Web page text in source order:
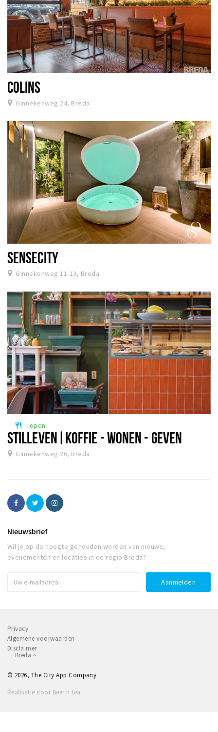
COLINS
Ginnekenweg 24, Breda
SENSECITY
Ginnekenweg 11-13, Breda
restaurant open
STILLEVEN|KOFFIE - WONEN - GEVEN
Ginnekenweg 26, Breda
Nieuwsbrief
Wil je op de hoogte gehouden worden van nieuws,
evenementen en locaties in de regio Breda?
Privacy
Algemene voorwaarden
Disclaimer
Breda
© 2026, The City App Company
Realisatie door Beer n tea